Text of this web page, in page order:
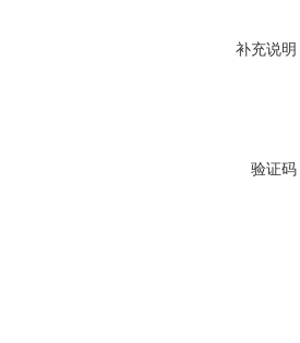
补充说明
验证码